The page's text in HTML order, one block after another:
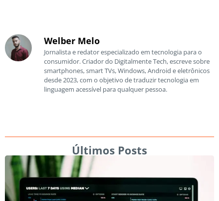
Welber Melo
Jornalista e redator especializado em tecnologia para o
consumidor. Criador do Digitalmente Tech, escreve sobre
smartphones, smart TVs, Windows, Android e eletrônicos
desde 2023, com o objetivo de traduzir tecnologia em
linguagem acessível para qualquer pessoa.
Últimos Posts